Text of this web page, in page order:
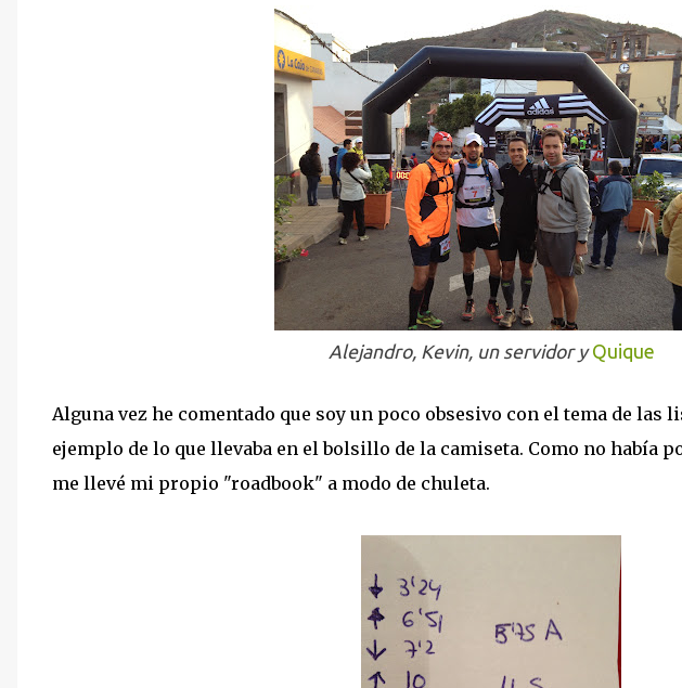
Alejandro, Kevin, un servidor yQuique
Alguna vez he comentado que soy un poco obsesivo con el tema de las
ejemplo de lo que llevaba en el bolsillo de la camiseta. Como no había
me llevé mi propio "roadbook" a modo de chuleta.